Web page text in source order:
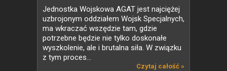
Jednostka Wojskowa AGAT jest najciężej
uzbrojonym oddziałem Wojsk Specjalnych,
ma wkraczać wszędzie tam, gdzie
potrzebne będzie nie tylko doskonałe
wyszkolenie, ale i brutalna siła. W związku
z tym proces...
Czytaj całość »